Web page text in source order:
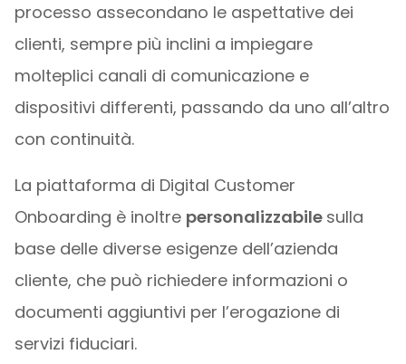
processo assecondano le aspettative dei
clienti, sempre più inclini a impiegare
molteplici canali di comunicazione e
dispositivi differenti, passando da uno all’altro
con continuità.
La piattaforma di Digital Customer
Onboarding è inoltre personalizzabile sulla
base delle diverse esigenze dell’azienda
cliente, che può richiedere informazioni o
documenti aggiuntivi per l’erogazione di
servizi fiduciari.